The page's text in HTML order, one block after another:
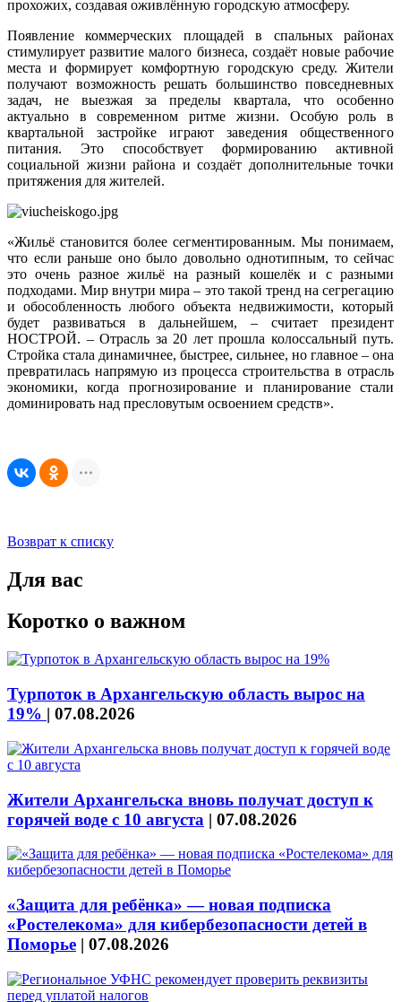
прохожих, создавая оживлённую городскую атмосферу.
Появление коммерческих площадей в спальных районах
стимулирует развитие малого бизнеса, создаёт новые рабочие
места и формирует комфортную городскую среду. Жители
получают возможность решать большинство повседневных
задач, не выезжая за пределы квартала, что особенно
актуально в современном ритме жизни. Особую роль в
квартальной застройке играют заведения общественного
питания. Это способствует формированию активной
социальной жизни района и создаёт дополнительные точки
притяжения для жителей.
«Жильё становится более сегментированным. Мы понимаем,
что если раньше оно было довольно однотипным, то сейчас
это очень разное жильё на разный кошелёк и с разными
подходами. Мир внутри мира – это такой тренд на сегрегацию
и обособленность любого объекта недвижимости, который
будет развиваться в дальнейшем, – считает президент
НОСТРОЙ. – Отрасль за 20 лет прошла колоссальный путь.
Стройка стала динамичнее, быстрее, сильнее, но главное – она
превратилась напрямую из процесса строительства в отрасль
экономики, когда прогнозирование и планирование стали
доминировать над пресловутым освоением средств».
Возврат к списку
Для вас
Коротко о важном
Турпоток в Архангельскую область вырос на
19% | 07.08.2026
Жители Архангельска вновь получат доступ к
горячей воде с 10 августа | 07.08.2026
«Защита для ребёнка» — новая подписка
«Ростелекома» для кибербезопасности детей в
Поморье | 07.08.2026